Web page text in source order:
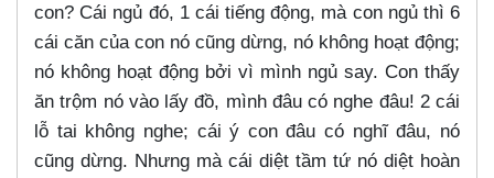
con? Cái ngủ đó, 1 cái tiếng động, mà con ngủ thì 6
cái căn của con nó cũng dừng, nó không hoạt động;
nó không hoạt động bởi vì mình ngủ say. Con thấy
ăn trộm nó vào lấy đồ, mình đâu có nghe đâu! 2 cái
lỗ tai không nghe; cái ý con đâu có nghĩ đâu, nó
cũng dừng. Nhưng mà cái diệt tầm tứ nó diệt hoàn